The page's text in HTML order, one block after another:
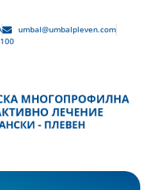
umbal@umbalpleven.com